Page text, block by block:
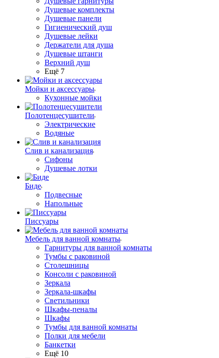
Душевые комплекты
Душевые панели
Гигиенический душ
Душевые лейки
Держатели для душа
Душевые штанги
Верхний душ
Ещё 7
Мойки и аксессуары
Кухонные мойки
Полотенцесушители
Электрические
Водяные
Слив и канализация
Сифоны
Душевые лотки
Биде
Подвесные
Напольные
Писсуары
Мебель для ванной комнаты
Гарнитуры для ванной комнаты
Тумбы с раковиной
Столешницы
Консоли с раковиной
Зеркала
Зеркала-шкафы
Светильники
Шкафы-пеналы
Шкафы
Тумбы для ванной комнаты
Полки для мебели
Банкетки
Ещё 10